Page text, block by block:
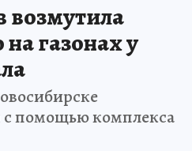
возмутила
газонах у
помощью комплекса